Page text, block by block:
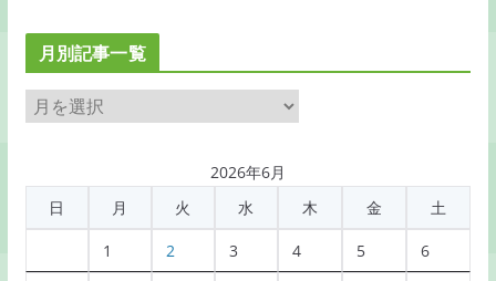
月別記事一覧
月
別
事
2026年6月
日
月 火 水 木 金 土
1 2 3 4 5 6